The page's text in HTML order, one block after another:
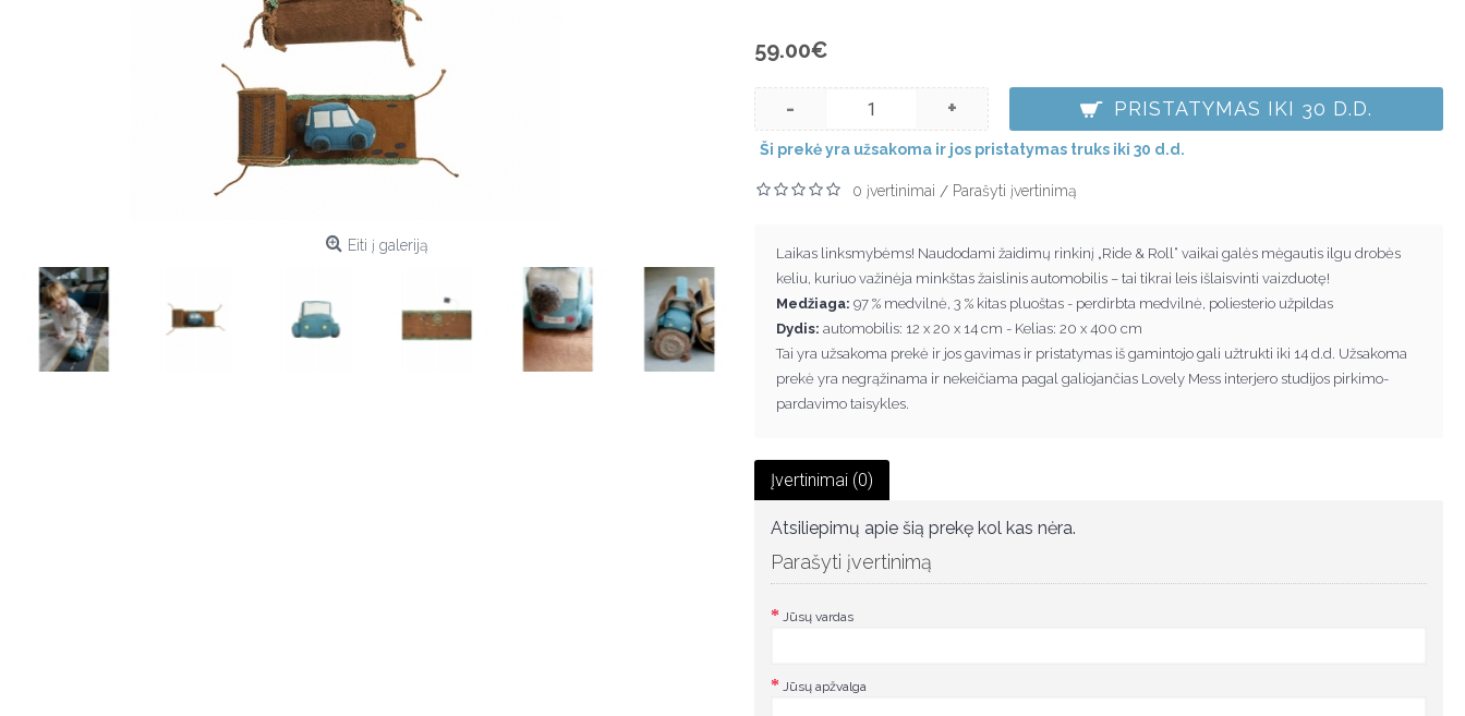
Eiti į galeriją
59.00€
- + PRISTATYMAS IKI 30 D.D.
Ši prekė yra užsakoma ir jos pristatymas truks iki 30 d.d.
0 įvertinimai / Parašyti įvertinimą
Laikas linksmybėms! Naudodami žaidimų rinkinį „Ride & Roll“ vaikai galės mėgautis ilgu drobės
keliu, kuriuo važinėja minkštas žaislinis automobilis – tai tikrai leis išlaisvinti vaizduotę!
Medžiaga: 97 % medvilnė, 3 % kitas pluoštas - perdirbta medvilnė, poliesterio užpildas
Dydis: automobilis: 12 x 20 x 14 cm - Kelias: 20 x 400 cm
Tai yra užsakoma prekė ir jos gavimas ir pristatymas iš gamintojo gali užtrukti iki 14 d.d. Užsakoma
prekė yra negrąžinama ir nekeičiama pagal galiojančias Lovely Mess interjero studijos pirkimo-
pardavimo taisykles.
Įvertinimai (0)
Atsiliepimų apie šią prekę kol kas nėra.
Parašyti įvertinimą
Jūsų vardas
Jūsų apžvalga